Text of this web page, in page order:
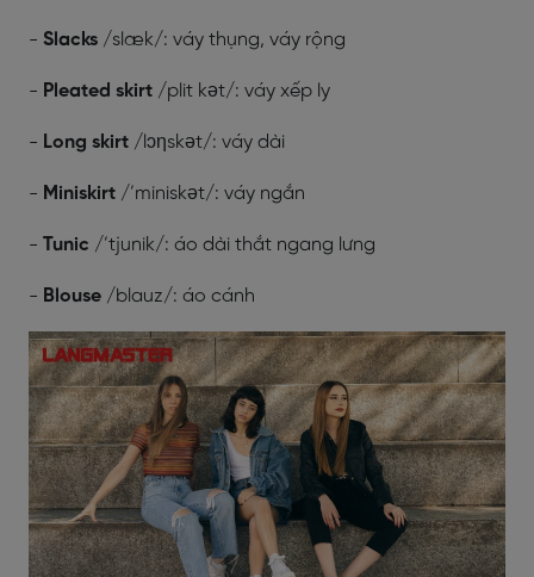
- Slacks /slæk/: váy thụng, váy rộng
- Pleated skirt /plit kət/: váy xếp ly
- Long skirt /lɔηskət/: váy dài
- Miniskirt /’miniskət/: váy ngắn
- Tunic /’tjunik/: áo dài thắt ngang lưng
- Blouse /blauz/: áo cánh